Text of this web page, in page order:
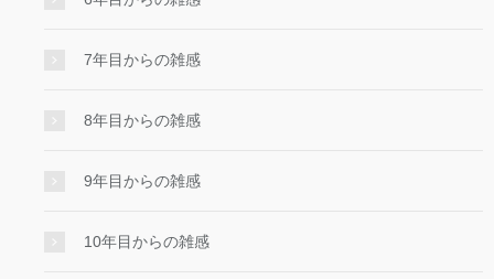
7年目からの雑感
8年目からの雑感
9年目からの雑感
10年目からの雑感